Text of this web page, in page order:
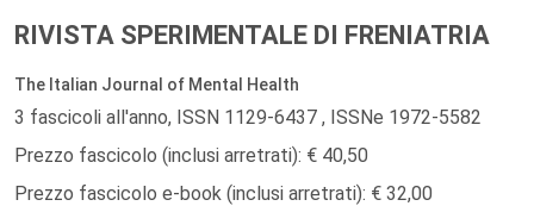
RIVISTA SPERIMENTALE DI FRENIATRIA
The Italian Journal of Mental Health
3 fascicoli all'anno, ISSN 1129-6437 , ISSNe 1972-5582
Prezzo fascicolo (inclusi arretrati): € 40,50
Prezzo fascicolo e-book (inclusi arretrati): € 32,00